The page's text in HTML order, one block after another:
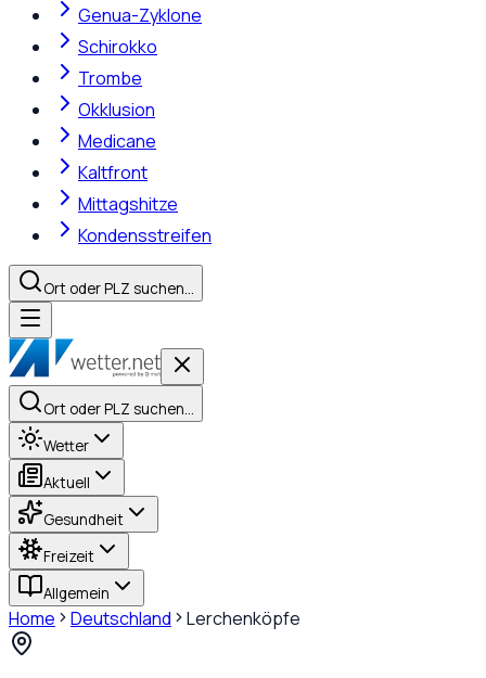
Genua-Zyklone
Schirokko
Trombe
Okklusion
Medicane
Kaltfront
Mittagshitze
Kondensstreifen
Ort oder PLZ suchen…
Ort oder PLZ suchen…
Wetter
Aktuell
Gesundheit
Freizeit
Allgemein
Home Deutschland Lerchenköpfe